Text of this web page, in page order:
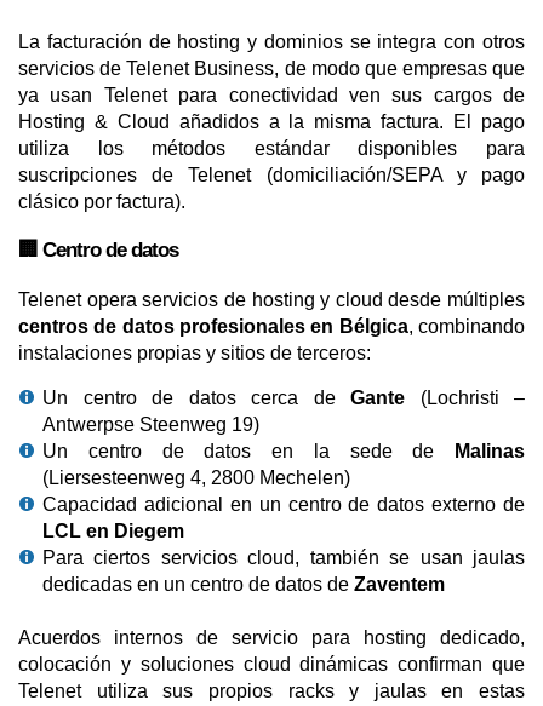
La facturación de hosting y dominios se integra con otros
servicios de Telenet Business, de modo que empresas que
ya usan Telenet para conectividad ven sus cargos de
Hosting & Cloud añadidos a la misma factura. El pago
utiliza los métodos estándar disponibles para
suscripciones de Telenet (domiciliación/SEPA y pago
clásico por factura).
🏢 Centro de datos
Telenet opera servicios de hosting y cloud desde múltiples
centros de datos profesionales en Bélgica, combinando
instalaciones propias y sitios de terceros:
Un centro de datos cerca de Gante (Lochristi –
Antwerpse Steenweg 19)
Un centro de datos en la sede de
Malinas
(Liersesteenweg 4, 2800 Mechelen)
Capacidad adicional en un centro de datos externo de
LCL en Diegem
Para ciertos servicios cloud, también se usan jaulas
dedicadas en un centro de datos de Zaventem
Acuerdos internos de servicio para hosting dedicado,
colocación y soluciones cloud dinámicas confirman que
Telenet utiliza sus propios racks y jaulas en estas